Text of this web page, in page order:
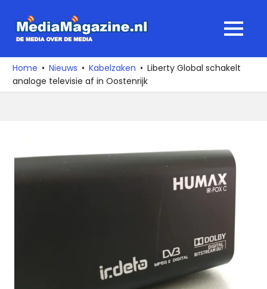
naar
media
over
de
MENU
Home Nieuws Kabelzaken
Liberty Global schakelt
analoge televisie af in Oostenrijk